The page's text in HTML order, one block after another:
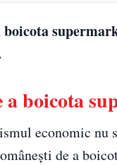
boicota
economic nu
de a